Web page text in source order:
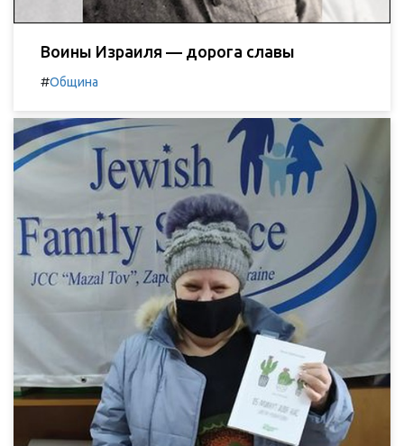
Воины Израиля — дорога славы
#Община